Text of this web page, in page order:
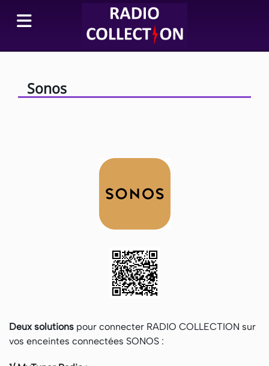
Sonos
Deux solutions pour connecter RADIO COLLECTION sur
vos enceintes connectées SONOS :